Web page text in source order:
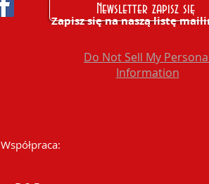
Newsletter zapisz się
Zapisz się na naszą listę
Do Not Sell My
Information
Współpraca: